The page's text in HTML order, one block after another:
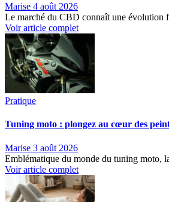
Marise 4 août 2026
Le marché du CBD connaît une évolution
Voir article complet
Pratique
Tuning moto : plongez au cœur des
Marise 3 août 2026
Emblématique du monde du tuning moto,
Voir article complet